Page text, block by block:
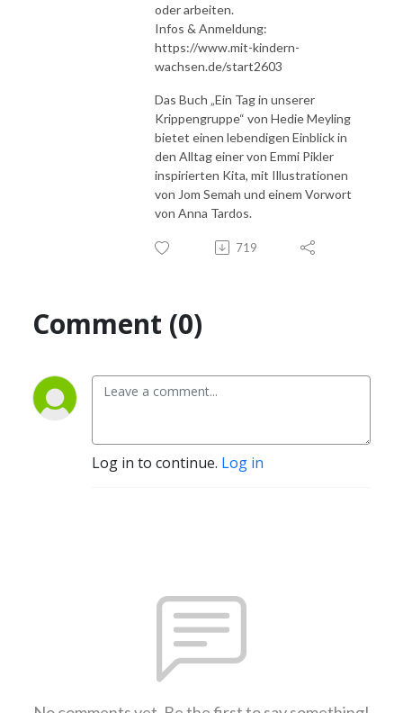
oder arbeiten.
Infos & Anmeldung:
https://www.mit-kindern-
wachsen.de/start2603
Das Buch „Ein Tag in unserer
Krippengruppe“ von Hedie Meyling
bietet einen lebendigen Einblick in
den Alltag einer von Emmi Pikler
inspirierten Kita, mit Illustrationen
von Jom Semah und einem Vorwort
von Anna Tardos.
719
Comment (0)
Log in to continue. Log in